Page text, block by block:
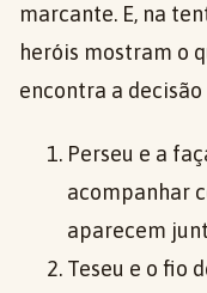
marcante. E, na
heróis mostram o
encontra a decisão
Perseu e a
acompanhar
aparecem
Teseu e o fio